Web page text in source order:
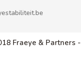
Fraeye & Partners -